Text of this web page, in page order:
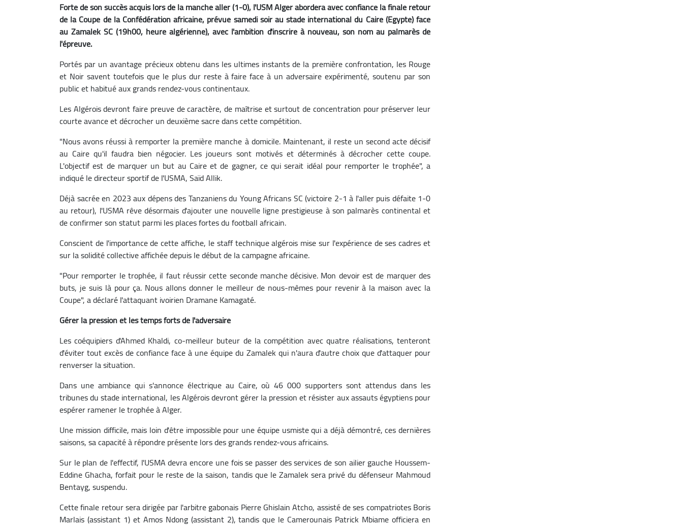
Forte de son succès acquis lors de la manche aller (1-0), l'USM Alger abordera avec confiance la finale retour
de la Coupe de la Confédération africaine, prévue samedi soir au stade international du Caire (Egypte) face
au Zamalek SC (19h00, heure algérienne), avec l'ambition d'inscrire à nouveau, son nom au palmarès de
l'épreuve.
Portés par un avantage précieux obtenu dans les ultimes instants de la première confrontation, les Rouge
et Noir savent toutefois que le plus dur reste à faire face à un adversaire expérimenté, soutenu par son
public et habitué aux grands rendez-vous continentaux.
Les Algérois devront faire preuve de caractère, de maîtrise et surtout de concentration pour préserver leur
courte avance et décrocher un deuxième sacre dans cette compétition.
"Nous avons réussi à remporter la première manche à domicile. Maintenant, il reste un second acte décisif
au Caire qu'il faudra bien négocier. Les joueurs sont motivés et déterminés à décrocher cette coupe.
L'objectif est de marquer un but au Caire et de gagner, ce qui serait idéal pour remporter le trophée", a
indiqué le directeur sportif de l'USMA, Saïd Allik.
Déjà sacrée en 2023 aux dépens des Tanzaniens du Young Africans SC (victoire 2-1 à l'aller puis défaite 1-0
au retour), l'USMA rêve désormais d'ajouter une nouvelle ligne prestigieuse à son palmarès continental et
de confirmer son statut parmi les places fortes du football africain.
Conscient de l'importance de cette affiche, le staff technique algérois mise sur l'expérience de ses cadres et
sur la solidité collective affichée depuis le début de la campagne africaine.
"Pour remporter le trophée, il faut réussir cette seconde manche décisive. Mon devoir est de marquer des
buts, je suis là pour ça. Nous allons donner le meilleur de nous-mêmes pour revenir à la maison avec la
Coupe", a déclaré l'attaquant ivoirien Dramane Kamagaté.
Gérer la pression et les temps forts de l'adversaire
Les coéquipiers d'Ahmed Khaldi, co-meilleur buteur de la compétition avec quatre réalisations, tenteront
d'éviter tout excès de confiance face à une équipe du Zamalek qui n'aura d'autre choix que d'attaquer pour
renverser la situation.
Dans une ambiance qui s'annonce électrique au Caire, où 46 000 supporters sont attendus dans les
tribunes du stade international, les Algérois devront gérer la pression et résister aux assauts égyptiens pour
espérer ramener le trophée à Alger.
Une mission difficile, mais loin d'être impossible pour une équipe usmiste qui a déjà démontré, ces dernières
saisons, sa capacité à répondre présente lors des grands rendez-vous africains.
Sur le plan de l'effectif, l'USMA devra encore une fois se passer des services de son ailier gauche Houssem-
Eddine Ghacha, forfait pour le reste de la saison, tandis que le Zamalek sera privé du défenseur Mahmoud
Bentayg, suspendu.
Cette finale retour sera dirigée par l'arbitre gabonais Pierre Ghislain Atcho, assisté de ses compatriotes Boris
Marlais (assistant 1) et Amos Ndong (assistant 2), tandis que le Camerounais Patrick Mbiame officiera en